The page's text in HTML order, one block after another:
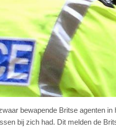
bewapende Britse agenten
bij zich had. Dit melden de